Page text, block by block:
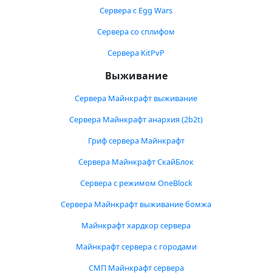
Сервера с Egg Wars
Сервера со сплифом
Сервера KitPvP
Выживание
Сервера Майнкрафт выживание
Сервера Майнкрафт анархия (2b2t)
Гриф сервера Майнкрафт
Сервера Майнкрафт СкайБлок
Сервера с режимом OneBlock
Сервера Майнкрафт выживание бомжа
Майнкрафт хардкор сервера
Майнкрафт сервера с городами
СМП Майнкрафт сервера